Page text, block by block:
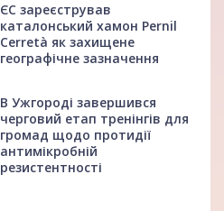
ЄС зареєстрував
каталонський хамон Pernil
Cerretà як захищене
географічне зазначення
В Ужгороді завершився
черговий етап тренінгів для
громад щодо протидії
антимікробній
резистентності